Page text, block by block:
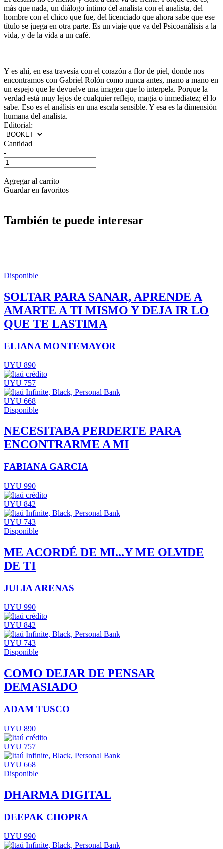
más que nada, un diálogo íntimo del analista con el analista, del
hombre con el chico que fue, del licenciado que ahora sabe que ese
título se juega en otra parte. Es un viaje que va del Psicoanálisis a la
vida, y de la vida a un café.
Y es ahí, en esa travesía con el corazón a flor de piel, donde nos
encontramos con Gabriel Rolón como nunca antes, mano a mano en
un espejo que le devuelve una imagen que lo interpela. Porque la
verdad está muy lejos de cualquier reflejo, magia o inmediatez; él lo
sabe. Eso es el análisis en una escala sensible. Y esa es la dimensión
humana del analista.
Editorial:
Cantidad
-
+
Agregar al carrito
Guardar en favoritos
También te puede interesar
Disponible
SOLTAR PARA SANAR, APRENDE A
AMARTE A TI MISMO Y DEJA IR LO
QUE TE LASTIMA
ELIANA MONTEMAYOR
UYU 890
UYU 757
UYU 668
Disponible
NECESITABA PERDERTE PARA
ENCONTRARME A MI
FABIANA GARCIA
UYU 990
UYU 842
UYU 743
Disponible
ME ACORDÉ DE MI...Y ME OLVIDE
DE TI
JULIA ARENAS
UYU 990
UYU 842
UYU 743
Disponible
COMO DEJAR DE PENSAR
DEMASIADO
ADAM TUSCO
UYU 890
UYU 757
UYU 668
Disponible
DHARMA DIGITAL
DEEPAK CHOPRA
UYU 990